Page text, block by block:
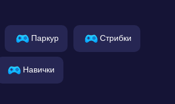
Паркур Стрибки
Навички